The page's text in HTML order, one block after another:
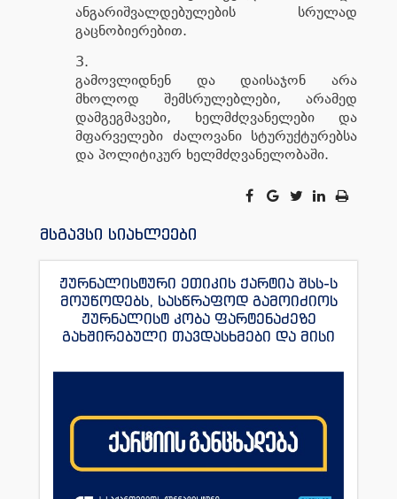
ანგარიშვალდებულების სრულად
გაცნობიერებით.
გამოვლიდნენ და დაისაჯონ არა
მხოლოდ შემსრულებლები, არამედ
დამგეგმავები, ხელმძღვანელები და
მფარველები ძალოვანი სტურუქტურებსა
და პოლიტიკურ ხელმძღვანელობაში.
მსგავსი სიახლეები
ჟურნალისტური ეთიკის ქარტია შსს-ს
მოუწოდებს, სასწრაფოდ გამოიძიოს
ჟურნალისტ კობა ფარტენაძეზე
გახშირებული თავდასხმები და მისი